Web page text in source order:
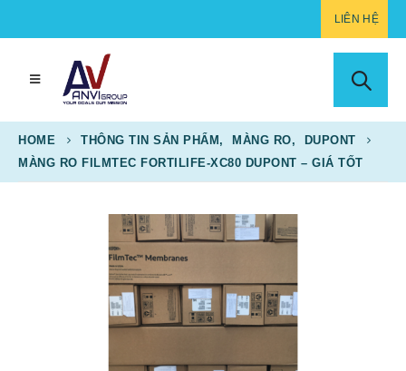
LIÊN HỆ
HOME THÔNG TIN SẢN PHẨM , MÀNG RO,
DUPONT
MÀNG RO FILMTEC FORTILIFE-XC80 DUPONT – GIÁ TỐT